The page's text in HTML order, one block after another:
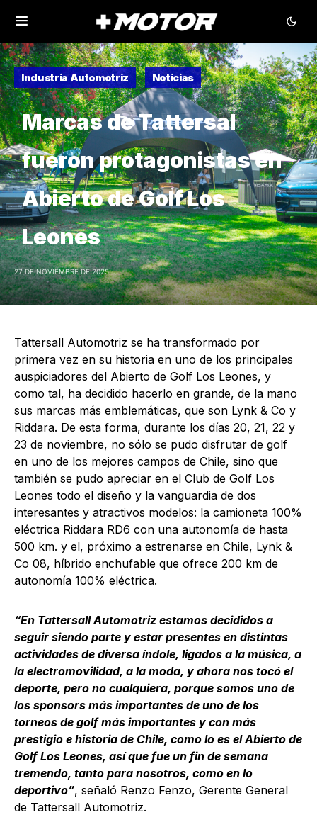
Industria Automotriz Noticias
Marcas de Tattersal
fueron protagonistas en
Abierto de Golf Los
Leones
27 DE NOVIEMBRE DE 2025
Tattersall Automotriz se ha transformado por
primera vez en su historia en uno de los principales
auspiciadores del Abierto de Golf Los Leones, y
como tal, ha decidido hacerlo en grande, de la mano
sus marcas más emblemáticas, que son Lynk & Co y
Riddara. De esta forma, durante los días 20, 21, 22 y
23 de noviembre, no sólo se pudo disfrutar de golf
en uno de los mejores campos de Chile, sino que
también se pudo apreciar en el Club de Golf Los
Leones todo el diseño y la vanguardia de dos
interesantes y atractivos modelos: la camioneta 100%
eléctrica Riddara RD6 con una autonomía de hasta
500 km. y el, próximo a estrenarse en Chile, Lynk &
Co 08, híbrido enchufable que ofrece 200 km de
autonomía 100% eléctrica.
“En Tattersall Automotriz estamos decididos a
seguir siendo parte y estar presentes en distintas
actividades de diversa índole, ligados a la música, a
la electromovilidad, a la moda, y ahora nos tocó el
deporte, pero no cualquiera, porque somos uno de
los sponsors más importantes de uno de los
torneos de golf más importantes y con más
prestigio e historia de Chile, como lo es el Abierto de
Golf Los Leones, así que fue un fin de semana
tremendo, tanto para nosotros, como en lo
deportivo”, señaló Renzo Fenzo, Gerente General
de Tattersall Automotriz.